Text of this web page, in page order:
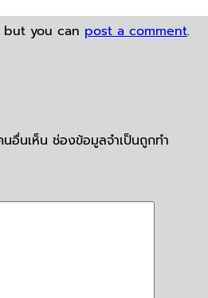
but you can post a comment.
อื่นเห็น ช่องข้อมูลจำเป็นถูกทำ